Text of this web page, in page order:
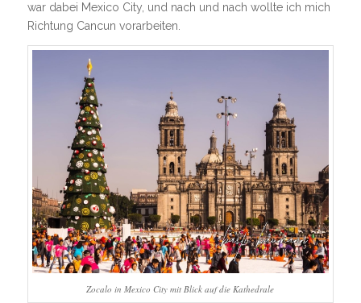
war dabei Mexico City, und nach und nach wollte ich mich
Richtung Cancun vorarbeiten.
Zocalo in Mexico City mit Blick auf die Kathedrale